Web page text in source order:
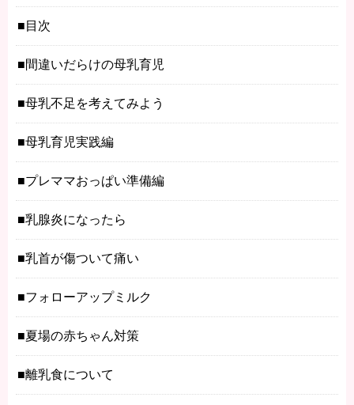
目次
間違いだらけの母乳育児
母乳不足を考えてみよう
母乳育児実践編
プレママおっぱい準備編
乳腺炎になったら
乳首が傷ついて痛い
フォローアップミルク
夏場の赤ちゃん対策
離乳食について